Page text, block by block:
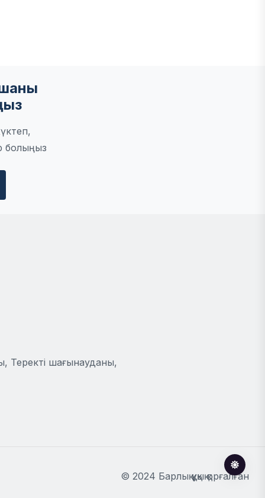
болыңыз
Теректі шағынауданы,
© 2024 Барлық құқық қорғалған